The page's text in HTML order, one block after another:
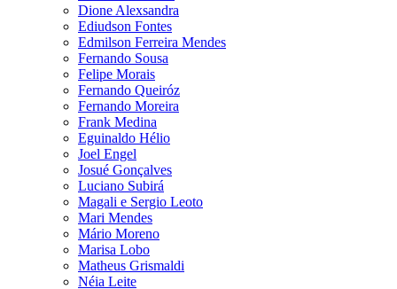
Dione Alexsandra
Ediudson Fontes
Edmilson Ferreira Mendes
Fernando Sousa
Felipe Morais
Fernando Queiróz
Fernando Moreira
Frank Medina
Eguinaldo Hélio
Joel Engel
Josué Gonçalves
Luciano Subirá
Magali e Sergio Leoto
Mari Mendes
Mário Moreno
Marisa Lobo
Matheus Grismaldi
Néia Leite